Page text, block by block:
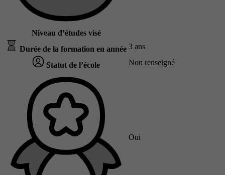
Niveau d’études visé
Durée de la formation en année 3 ans
Statut de l’école Non renseigné
Oui